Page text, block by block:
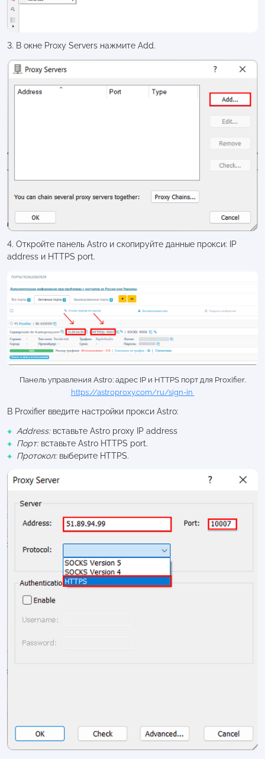
3. В окне Proxy Servers нажмите Add.
4. Откройте панель Astro и скопируйте данные прокси: IP
address и HTTPS port.
Панель управления Astro: адрес IP и HTTPS порт для Proxifier.
https://astroproxy.com/ru/sign-in
В Proxifier введите настройки прокси Astro:
Address:вставьте Astro proxy IP address
Порт: вставьте Astro HTTPS port.
Протокол:выберите HTTPS.